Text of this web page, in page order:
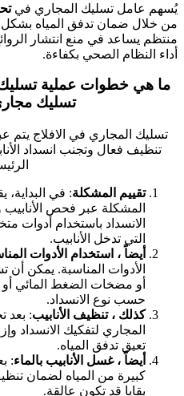
يُسهم عامل تسليك المجاري في
من خلال ضمان تدفق المياه
منتظم يساعد في منع انتشار
أداء النظام الصحي بكفاءة.
ما هي خطوات عملية تسليك
تسليك
تسليك المجاري في الافلاج
تنظيف فعال وتجنب انسداد
تقييم المشكلة: في البداية،
المشكلة عبر فحص
الانسداد باستخدام أدوات
التي تدخل الأنابيب.
أيضاً ، استخدام الأدوات
الأدوات المناسبة. يمكن أن
أو مضخات الضغط المائي أو
حسب نوع الانسداد.
كذلك ، تنظيف الأنابيب: بعد
المجاري لتفكيك الانسداد
تعيق تدفق المياه.
أيضاً ، غسل الأنابيب بالماء:
كبيرة من المياه لضمان
بقايا قد تكون عالقة.